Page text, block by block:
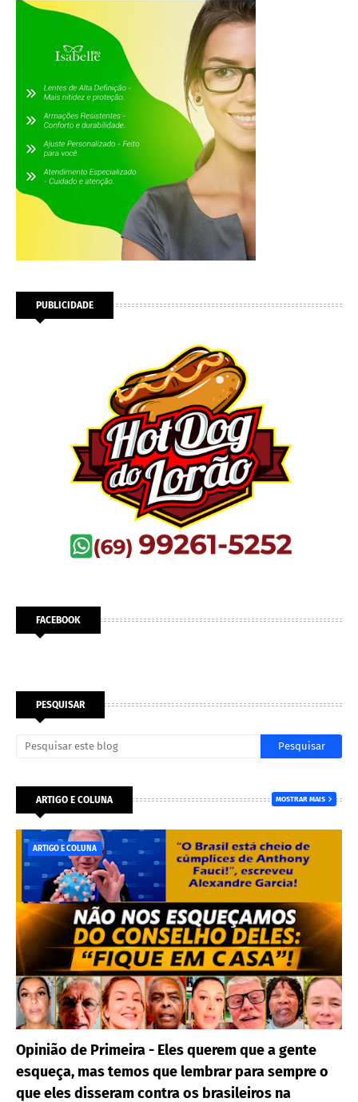
PUBLICIDADE
FACEBOOK
PESQUISAR
ARTIGO E COLUNA MOSTRAR MAIS
ARTIGO E COLUNA
Opinião de Primeira - Eles querem que a gente
esqueça, mas temos que lembrar para sempre o
que eles disseram contra os brasileiros na